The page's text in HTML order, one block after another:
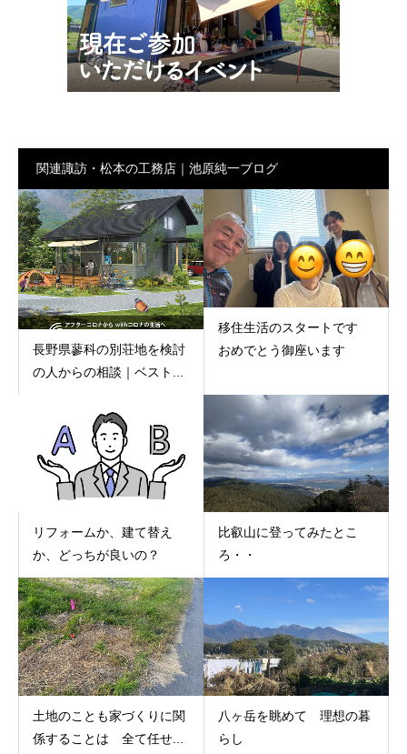
関連諏訪・松本の工務店｜池原純一ブログ
長野県蓼科の別荘地を検討
の人からの相談｜ベスト...
移住生活のスタートです
おめでとう御座います
リフォームか、建て替え
か、どっちが良いの？
比叡山に登ってみたとこ
ろ・・
土地のことも家づくりに関
係することは 全て任せ...
八ヶ岳を眺めて 理想の暮
らし